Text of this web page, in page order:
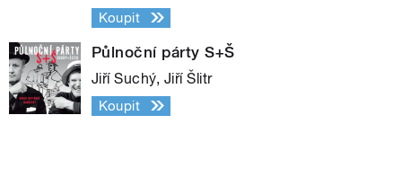
Koupit
Půlnoční párty S+Š
Jiří Suchý, Jiří Šlitr
Koupit